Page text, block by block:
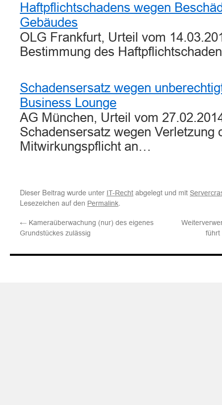
Haftpflichtschadens wegen
Gebäudes
OLG Frankfurt, Urteil vom
Bestimmung des
Schadensersatz wegen
Business Lounge
AG München, Urteil vom
Schadensersatz wegen Verletzung
Mitwirkungspflicht an…
Dieser Beitrag wurde unter IT-Recht abgelegt und mit
Lesezeichen auf den Permalink.
← Kameraüberwachung (nur) des eigenes
Grundstückes zulässig
führt